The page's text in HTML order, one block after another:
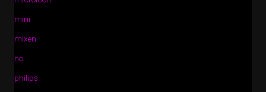
mini
mixen
no
philips